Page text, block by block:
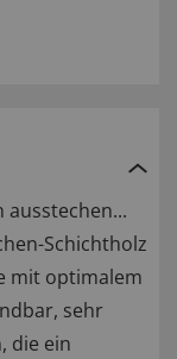
ausstechen...
Schichtholz
mit optimalem
sehr
die ein